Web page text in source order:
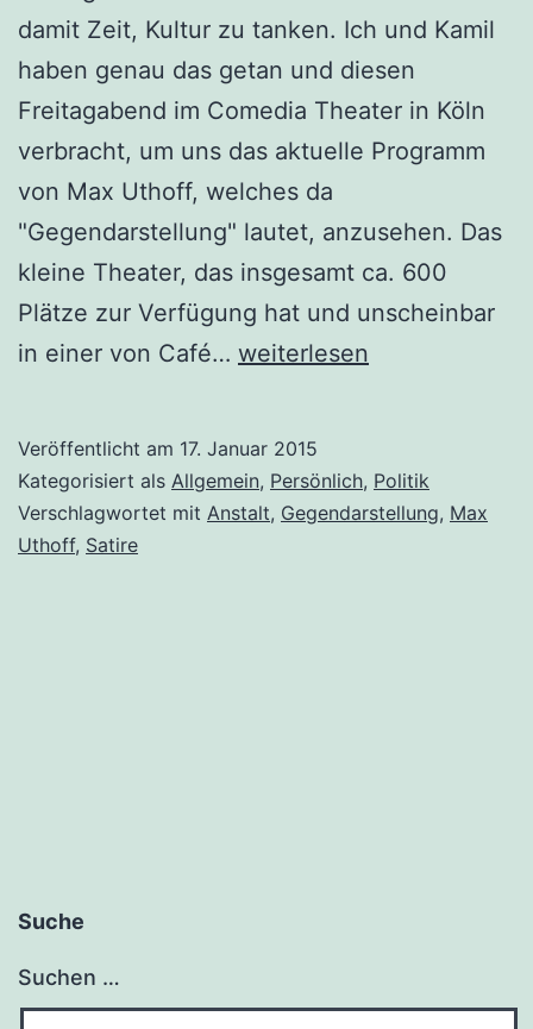
damit Zeit, Kultur zu tanken. Ich und Kamil
haben genau das getan und diesen
Freitagabend im Comedia Theater in Köln
verbracht, um uns das aktuelle Programm
von Max Uthoff, welches da
"Gegendarstellung" lautet, anzusehen. Das
kleine Theater, das insgesamt ca. 600
Plätze zur Verfügung hat und unscheinbar
in einer von Café… Satire
im
Stachelkleid:
weiterlesen
Veröffentlicht am 17. Januar 2015
Kategorisiert als Allgemein, Persönlich, Politik
Verschlagwortet mit Anstalt, Gegendarstellung, Max
Uthoff, Satire
Suche
Suchen …